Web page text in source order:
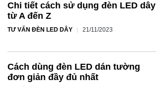
Chi tiết cách sử dụng đèn LED dây
từ A đến Z
TƯ VẤN ĐÈN LED DÂY 21/11/2023
Cách dùng đèn LED dán tường
đơn giản đầy đủ nhất